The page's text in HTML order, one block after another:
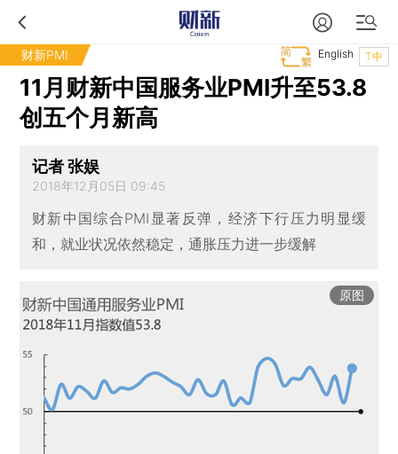
财新PMI T中
English
11月财新中国服务业PMI升至53.8
创五个月新高
记者 张娱
2018年12月05日 09:45
财新中国综合PMI显著反弹，经济下行压力明显缓
和，就业状况依然稳定，通胀压力进一步缓解
原图